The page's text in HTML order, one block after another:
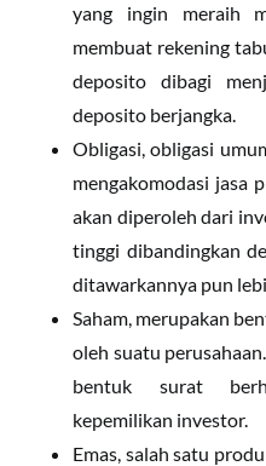
yang ingin meraih
membuat rekening
deposito dibagi
deposito berjangka.
Obligasi, obligasi
mengakomodasi jasa
akan diperoleh dari
tinggi dibandingkan
ditawarkannya pun
Saham, merupakan
oleh suatu
bentuk surat
kepemilikan investor.
Emas, salah satu